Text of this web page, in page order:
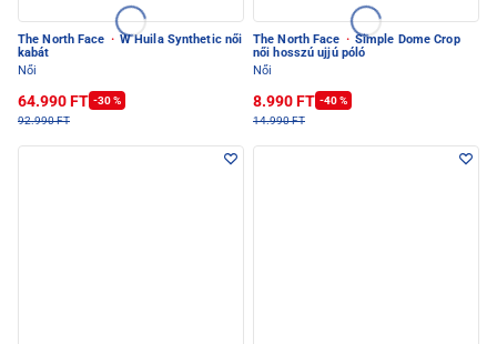
The North Face · W Huila Synthetic női
kabát
Női
64.990 FT -30 %
92.990 FT
The North Face · Simple Dome Crop
női hosszú ujjú póló
Női
8.990 FT -40 %
14.990 FT